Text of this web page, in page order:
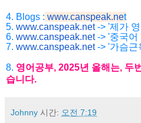
4. Blogs : www.canspeak.net
5. www.canspeak.net-> '제가
6. www.canspeak.net-> '중국어
7. www.canspeak.net-> '가슴근
8. 영어공부, 2025년 올해는, 두번
습니 다.
Johnny 시간: 오전 7:19